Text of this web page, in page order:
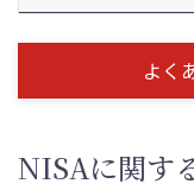
よく
NISAに関す